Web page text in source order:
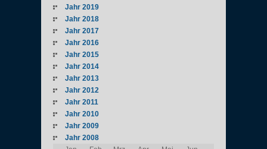
Jahr 2019
Jahr 2018
Jahr 2017
Jahr 2016
Jahr 2015
Jahr 2014
Jahr 2013
Jahr 2012
Jahr 2011
Jahr 2010
Jahr 2009
Jahr 2008